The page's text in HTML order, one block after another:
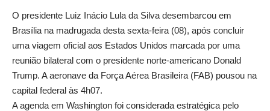
O presidente Luiz Inácio Lula da Silva desembarcou em
Brasília na madrugada desta sexta-feira (08), após concluir
uma viagem oficial aos Estados Unidos marcada por uma
reunião bilateral com o presidente norte-americano Donald
Trump. A aeronave da Força Aérea Brasileira (FAB) pousou na
capital federal às 4h07.
A agenda em Washington foi considerada estratégica pelo